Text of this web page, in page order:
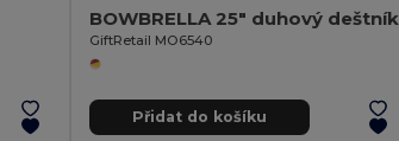
BOWBRELLA 25" duhový deštník
GiftRetail MO6540
Přidat do košíku